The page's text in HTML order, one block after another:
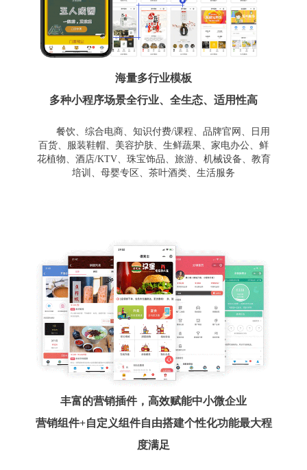
海量多行业模板
多种小程序场景全行业、全生态、适用性高
餐饮、综合电商、知识付费/课程、品牌官网、日用
百货、服装鞋帽、美容护肤、生鲜蔬果、家电办公、鲜
花植物、酒店/KTV、珠宝饰品、旅游、机械设备、教育
培训、母婴专区、茶叶酒类、生活服务
丰富的营销插件，高效赋能中小微企业
营销组件+自定义组件自由搭建个性化功能最大程
度满足